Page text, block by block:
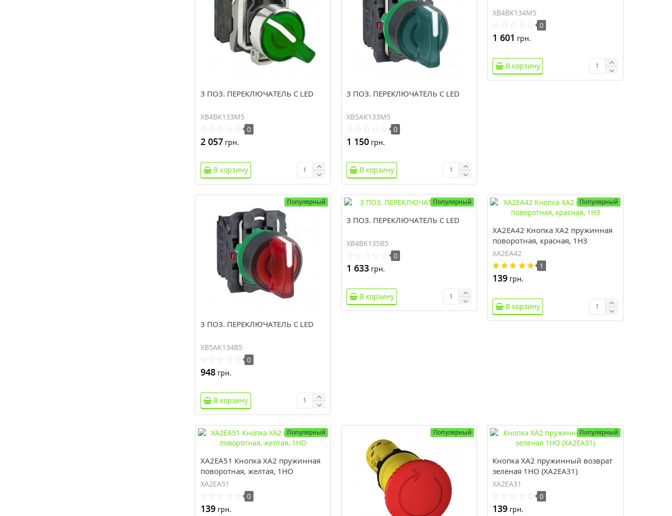
3 ПОЗ. ПЕРЕКЛЮЧАТЕЛЬ С LED
XB4BK133M5
0
2 057грн.
В корзину
3 ПОЗ. ПЕРЕКЛЮЧАТЕЛЬ С LED
XB5AK133M5
0
1 150грн.
В корзину
XB4BK134M5
0
1 601 грн.
В корзину
Популярный
3 ПОЗ. ПЕРЕКЛЮЧАТЕЛЬ С LED
XB5AK134B5
0
948грн.
В корзину
Популярный
3 ПОЗ. ПЕРЕКЛЮЧАТЕЛЬ С LED
XB4BK135B5
0
1 633грн.
В корзину
Популярный
XA2EA42 Кнопка XA2 пружинная
поворотная, красная, 1НЗ
XA2EA42
1
139 грн.
В корзину
Популярный
XA2EA51 Кнопка XA2 пружинная
поворотная, желтая, 1НО
XA2EA51
0
139грн.
Популярный Популярный
Кнопка XA2 пружинный возврат
зеленая 1НO (XA2EA31)
XA2EA31
0
139 грн.